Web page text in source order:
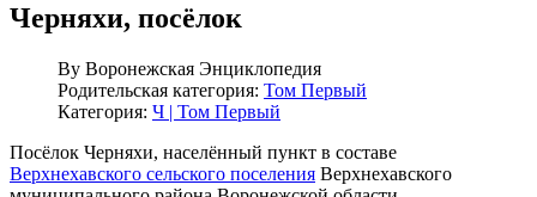
Черняхи, посёлок
By Воронежская Энциклопедия
Родительская категория: Том Первый
Категория: Ч | Том Первый
Посёлок Черняхи, населённый пункт в составе
Верхнехавского сельского поселения Верхнехавского